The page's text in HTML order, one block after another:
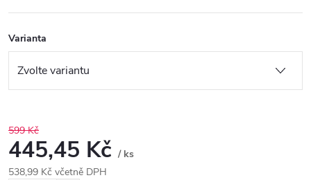
Varianta
599 Kč
445,45 Kč / ks
538,99 Kč včetně DPH